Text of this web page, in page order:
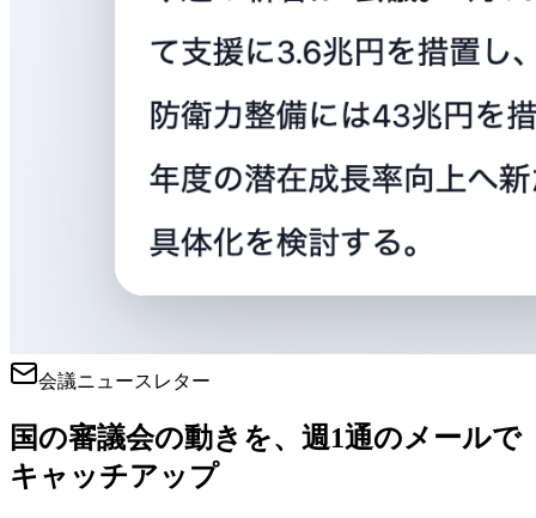
会議ニュースレター
国の審議会の動きを、週1通のメールで
キャッチアップ